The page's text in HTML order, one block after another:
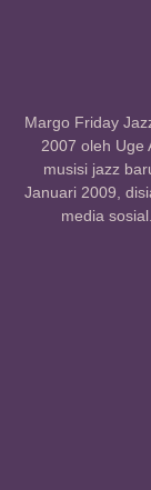
Margo Friday
2007 oleh Uge
musisi jazz
Januari 2009,
media